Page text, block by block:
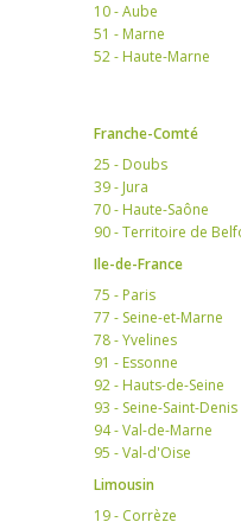
10 - Aube
51 - Marne
52 - Haute-Marne
Franche-Comté
25 - Doubs
39 - Jura
70 - Haute-Saône
90 - Territoire de
Ile-de-France
75 - Paris
77 - Seine-et-Marne
78 - Yvelines
91 - Essonne
92 - Hauts-de-Seine
93 - Seine-Saint-Denis
94 - Val-de-Marne
95 - Val-d'Oise
Limousin
19 - Corrèze